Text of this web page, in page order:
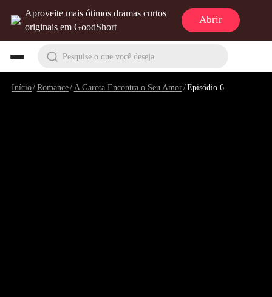
Aproveite mais ótimos dramas curtos
originais em GoodShort
Abrir
Pesquise o que você deseja
Início/Romance/ A Garota Encontra o Seu Amor/Episódio 6